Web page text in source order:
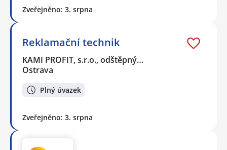
Zveřejněno: 3. srpna
Reklamační technik
KAMI PROFIT, s.r.o., odštěpný…
Ostrava
Plný úvazek
Zveřejněno: 3. srpna